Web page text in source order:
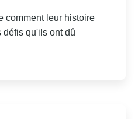
comment leur histoire
défis qu'ils ont dû